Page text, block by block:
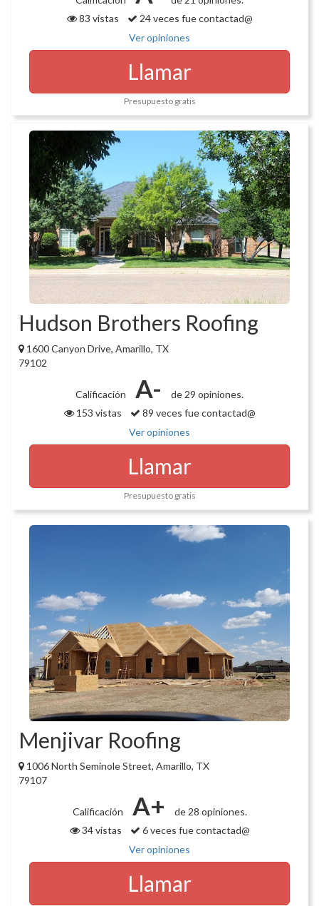
83 vistas
24 veces fue contactad@
Ver opiniones
Llamar
Presupuesto gratis
Hudson Brothers Roofing
1600 Canyon Drive, Amarillo, TX
79102
Calificación A-
de 29 opiniones.
153 vistas
89 veces fue contactad@
Ver opiniones
Llamar
Presupuesto gratis
Menjivar Roofing
1006 North Seminole Street, Amarillo, TX
79107
Calificación A+
de 28 opiniones.
34 vistas
6 veces fue contactad@
Ver opiniones
Llamar